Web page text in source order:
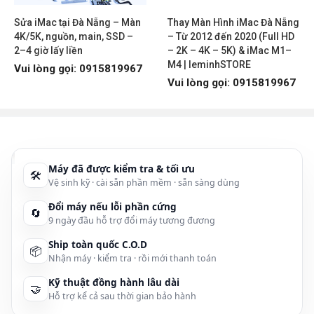
Quý khách hàng sẽ được cung cấp cụ thể và đầy đủ những thông
tin, hình ảnh, giá cả, chế độ bảo hành về những mẫu laptop đang
được bán tại Shop.
leminhSTORE
khẳng định là nhà cung
cấpdịch vụ mua bán, trao đổi laptop cũ/mới giá rẻ tại Đà Nẵng.
Vì sao nên mua laptop đã qua sử dụng?
Trong thời kì lạm phát, kinh tế khó khăn, việc chọn mua cho mình
chiếc laptop cũ để phục vụ nhu cầu học tập, làm việc không phải là
sự lựa chọn tồi. Có rất nhiều lý do để chúng tôi nói rằng nên
chọnmua laptop cũ giá rẻ đã qua sử dụng.
- Sử dụng laptop cũ bạn đã tiết kiệm được một khoản “khá” so với
khi mua laptop mới vì ở người mua mới đã trả VAT – đây luôn là
cân nhắc hàng đầu của người sử dụng.
Sửa iMac tại Đà Nẵng – Màn
4K/5K, nguồn, main, SSD –
2–4 giờ lấy liền
Vui lòng gọi: 0915819967
Thay Màn Hình iMac Đà Nẵng
– Từ 2012 đến 2020 (Full HD
– 2K – 4K – 5K) & iMac M1–
M4 | leminhSTORE
Vui lòng gọi: 0915819967
🛠 Máy đã được kiểm tra & tối ưu
Vệ sinh kỹ · cài sẵn phần mềm · sẵn sàng dùng
🔄 Đổi máy nếu lỗi phần cứng
9 ngày đầu hỗ trợ đổi máy tương đương
📦 Ship toàn quốc C.O.D
Nhận máy · kiểm tra · rồi mới thanh toán
🤝 Kỹ thuật đồng hành lâu dài
Hỗ trợ kể cả sau thời gian bảo hành